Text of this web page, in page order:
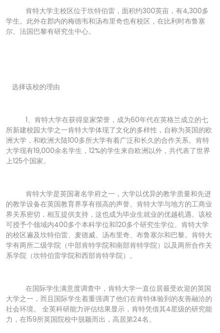
肯特大学主校区位于坎特伯雷，面积约300英亩，有4,300多
学生。此外在郡内的梅德韦和汤布里奇也有校区，在比利时布鲁塞
尔、法国巴黎有研究生中心。
选择该校的理由
1、肯特大学在获得皇家荣誉，成为60年代在英格兰成立的七
所新建校园大学之一肯特大学体现了文化的多样性，自称为英国的欧
洲大学，和欧洲大陆100多所大学有着广泛和长久的合作关系。肯特
大学现有19,000余名学生，12%的学生来自欧洲以外，共代表了世界
上125个国家。
肯特大学是英国著名学府之一，大学以优异的教学质量和先进
的教学设备在英国教育界享有很高的声誉。肯特大学与地方的工商业
界关系密切，相互提供支持，这也成为毕业生就业的优越机遇。该校
可授予个领域内400多个本科学位和120多个研究生学位。肯特大学
的校区遍及坎特伯雷、麦德威、汤布里奇、布鲁塞尔和巴黎。肯特大
学有两所二级学院（中部肯特学院和南部肯特学院）以及两所合作关
系学院（坎特伯雷学院和西部肯特学院）。
在国际学生满意度调查中，肯特大学一直位居最受欢迎的英国
大学之一，而且国际学生着重强调了他们在肯特体验到的友善融洽的
社会环境。 全英科研能力评估结果显示，肯特凭借其4星级的研究能
力，在159所英国院校中脱颖而出，高居第24名。